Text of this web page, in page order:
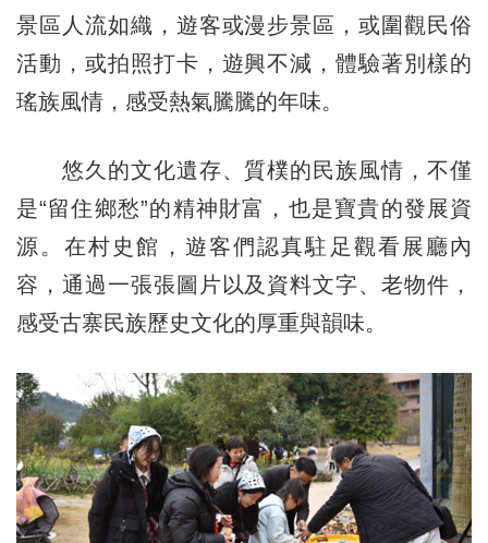
景區人流如織，遊客或漫步景區，或圍觀民俗
活動，或拍照打卡，遊興不減，體驗著別樣的
瑤族風情，感受熱氣騰騰的年味。
悠久的文化遺存、質樸的民族風情，不僅
是“留住鄉愁”的精神財富，也是寶貴的發展資
源。在村史館，遊客們認真駐足觀看展廳內
容，通過一張張圖片以及資料文字、老物件，
感受古寨民族歷史文化的厚重與韻味。